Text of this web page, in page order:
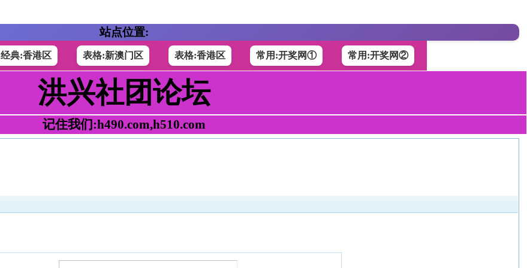
站点位置:
经典:香港区 表格:新澳门区 表格:香港区 常用:开奖网① 常用:开奖网②
洪兴社团论坛
记住我们:h490.com,h510.com